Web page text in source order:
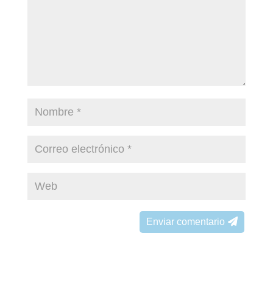
Enviar comentario